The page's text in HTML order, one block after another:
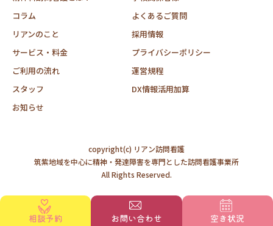
相談予約 お問い合わせ 空き状況
コラム
リアンのこと
サービス・料金
ご利用の流れ
スタッフ
お知らせ
よくあるご質問
採用情報
プライバシーポリシー
運営規程
DX情報活用加算
copyright(c) リアン訪問看護
筑紫地域を中心に精神・発達障害を専門とした訪問看護事業所
All Rights Reserved.